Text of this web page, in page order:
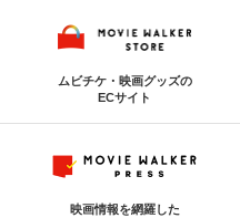
ムビチケ・映画グッズの
ECサイト
映画情報を網羅した